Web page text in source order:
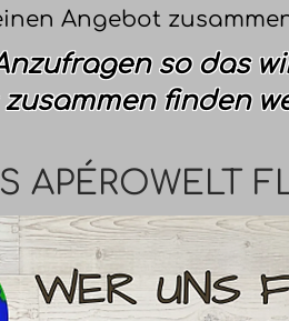
Angebot
so das
finden
APÉROWELT